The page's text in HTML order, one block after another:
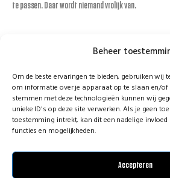
Beheer
Om de beste ervaringen te bieden, gebruiken wij
om informatie over je apparaat op te slaan en/of
stemmen met deze technologieën kunnen wij
unieke ID's op deze site verwerken. Als je geen
toestemming intrekt, kan dit een nadelige
functies en mogelijkheden.
Accepteren
te passen. Daar wordt niemand vrolijk van.
Wat is een praktisch stappenplan voor
Wie zoekt op het stappenplan voor het organiseren
ook: wanneer regel je de branding? Het eerlijke
denkt. Branding moet namelijk meebewegen met
programmering en logistiek. Niet pas in de laatste
paniekerig naar de plattegrond kijkt. Gebruik dit
om de volgorde en keuzes helder te houden.